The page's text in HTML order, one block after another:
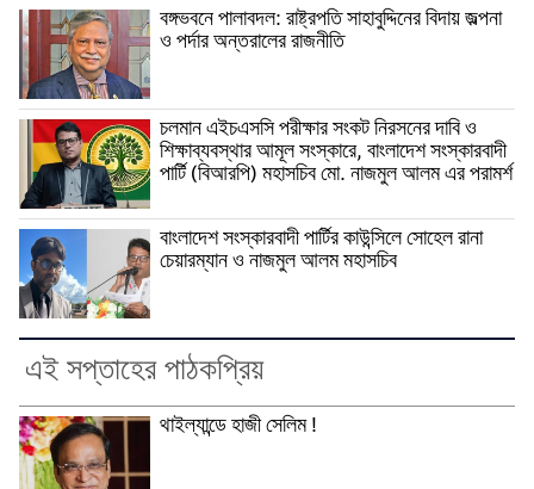
বঙ্গভবনে পালাবদল: রাষ্ট্রপতি সাহাবুদ্দিনের বিদায় জল্পনা
ও পর্দার অন্তরালের রাজনীতি
চলমান এইচএসসি পরীক্ষার সংকট নিরসনের দাবি ও
শিক্ষাব্যবস্থার আমূল সংস্কারে, বাংলাদেশ সংস্কারবাদী
পার্টি (বিআরপি) মহাসচিব মো. নাজমুল আলম এর পরামর্শ
বাংলাদেশ সংস্কারবাদী পার্টির কাউন্সিলে সোহেল রানা
চেয়ারম্যান ও নাজমুল আলম মহাসচিব
এই সপ্তাহের পাঠকপ্রিয়
থাইল্যান্ডে হাজী সেলিম !